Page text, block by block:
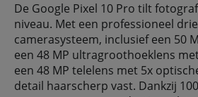
De Google Pixel 10 Pro tilt
niveau. Met een professioneel
camerasysteem, inclusief een 50
een 48 MP ultragroothoeklens
een 48 MP telelens met 5x
detail haarscherp vast. Dankzij